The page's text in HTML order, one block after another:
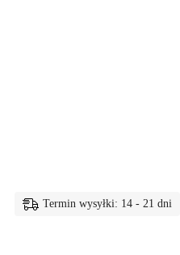
Termin wysyłki: 14 - 21 dni